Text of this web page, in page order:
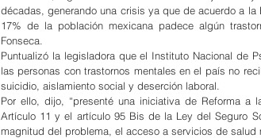
décadas, generando una crisis ya que de acuerdo a la
17% de la población mexicana padece algún
Fonseca.
Puntualizó la legisladora que el Instituto Nacional de
las personas con trastornos mentales en el país no
suicidio, aislamiento social y deserción laboral.
Por ello, dijo, “presenté una iniciativa de Reforma
Artículo 11 y el artículo 95 Bis de la Ley del Seguro
magnitud del problema, el acceso a servicios de salud